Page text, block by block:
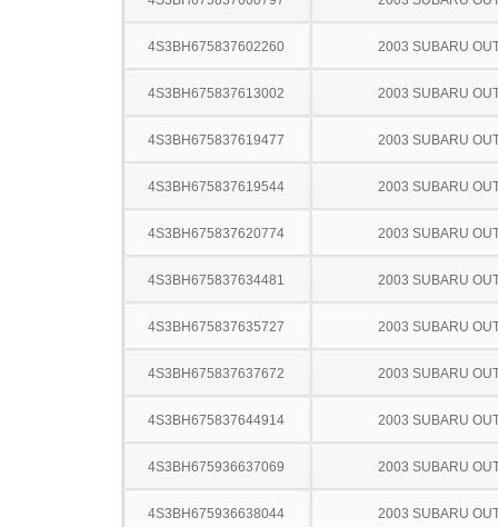
4S3BH675837602260 2003 SUBARU
4S3BH675837613002 2003 SUBARU
4S3BH675837619477 2003 SUBARU
4S3BH675837619544 2003 SUBARU
4S3BH675837620774 2003 SUBARU
4S3BH675837634481 2003 SUBARU
4S3BH675837635727 2003 SUBARU
4S3BH675837637672 2003 SUBARU
4S3BH675837644914 2003 SUBARU
4S3BH675936637069 2003 SUBARU
4S3BH675936638044 2003 SUBARU